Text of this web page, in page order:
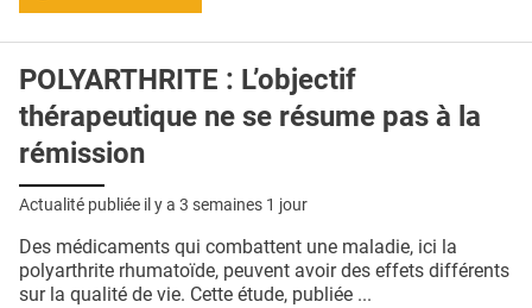
POLYARTHRITE : L’objectif
thérapeutique ne se résume pas à la
rémission
Actualité publiée il y a 3 semaines 1 jour
Des médicaments qui combattent une maladie, ici la
polyarthrite rhumatoïde, peuvent avoir des effets différents
sur la qualité de vie. Cette étude, publiée ...